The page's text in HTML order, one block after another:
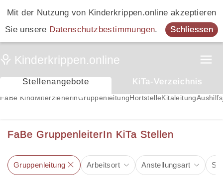
Mit der Nutzung von Kinderkrippen.online akzeptieren
Sie unsere Datenschutzbestimmungen. Schliessen
Stellenangebote KiTa-Verzeichnis
FaBe Kind MiterzieherinGruppenleitung Hortstelle Kitaleitung
FaBe GruppenleiterIn KiTa Stellen
Gruppenleitung Arbeitsort Anstellungsart